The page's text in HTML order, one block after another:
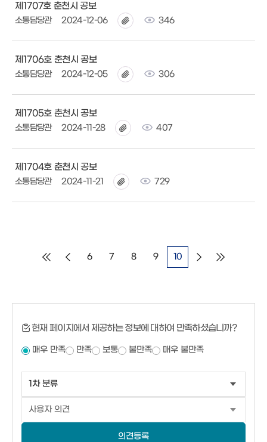
제1707호 춘천시 공보
소통담당관 2024-12-06 346
제1706호 춘천시 공보
소통담당관 2024-12-05 306
제1705호 춘천시 공보
소통담당관 2024-11-28 407
제1704호 춘천시 공보
소통담당관 2024-11-21 729
6 7 8 9 10
현재 페이지에서 제공하는 정보에 대하여 만족하셨습니까?
매우 만족 만족 보통 불만족 매우 불만족
의견등록